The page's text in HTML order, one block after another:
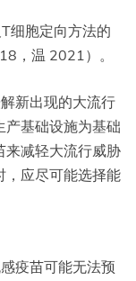
细胞定向方法的
，温 2021）。
新出现的大流行
产基础设施为基础
来减轻大流行威胁
，应尽可能选择能
疫苗可能无法预